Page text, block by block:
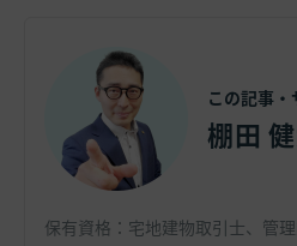
この記事
棚田
保有資格：宅地建物取引士、管